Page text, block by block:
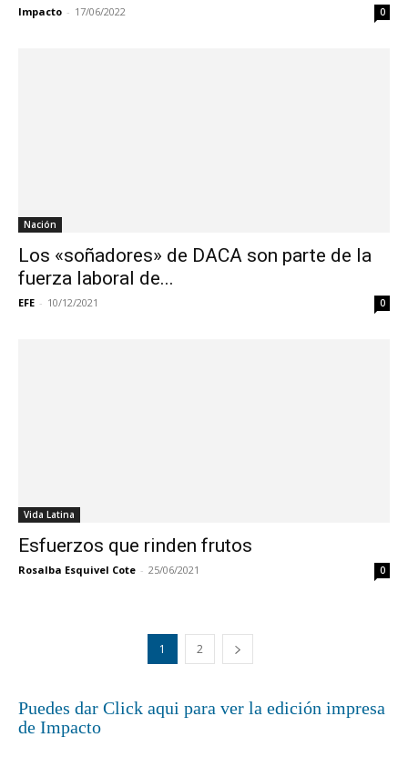
Impacto - 17/06/2022 0
Nación
Los «soñadores» de DACA son parte de la
fuerza laboral de...
EFE - 10/12/2021 0
Vida Latina
Esfuerzos que rinden frutos
Rosalba Esquivel Cote - 25/06/2021 0
1 2
Puedes dar Click aqui para ver la edición impresa
de Impacto